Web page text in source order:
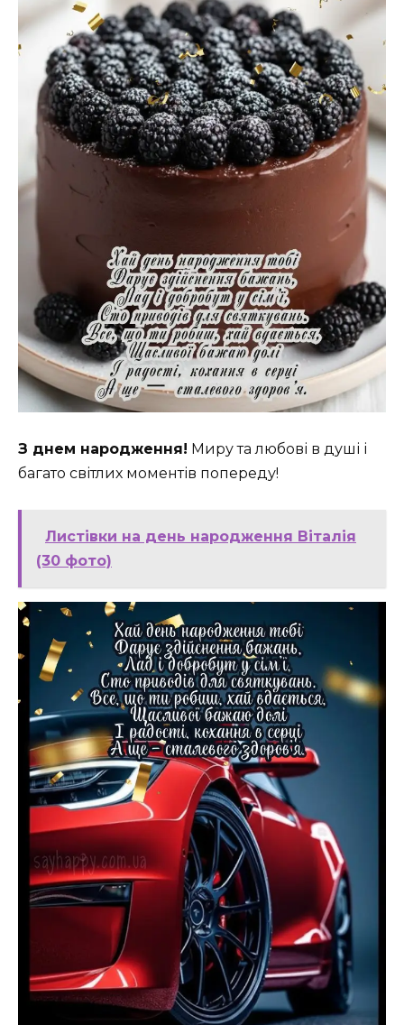
З днем народження! Миру та любові в душі і
багато світлих моментів попереду!
Листівки на день народження Віталія
(30 фото)